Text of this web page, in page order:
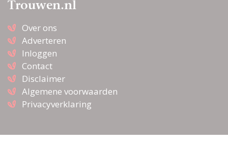
Trouwen.nl
Over ons
Adverteren
Inloggen
Contact
Disclaimer
Algemene voorwaarden
Privacyverklaring